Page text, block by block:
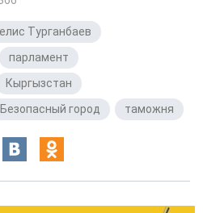
Турганбаев
парламент
Кыргызстан
Безопасный город таможня